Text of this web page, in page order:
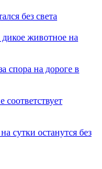
без света
животное на
спора на дороге в
соответствует
сутки останутся без